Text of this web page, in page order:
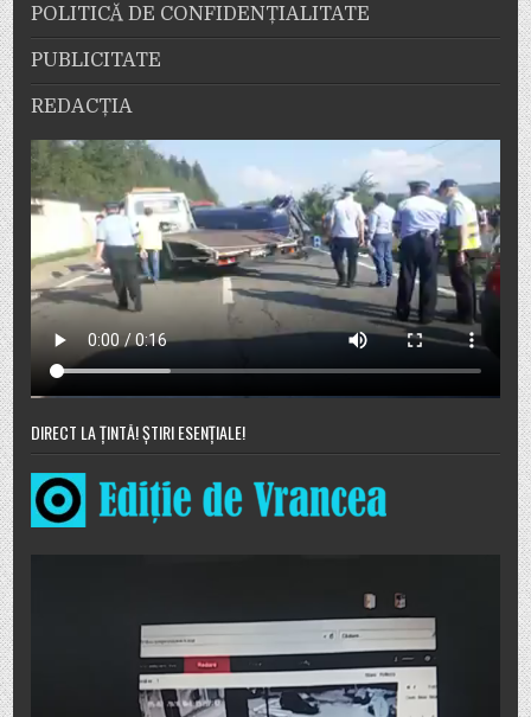
POLITICĂ DE CONFIDENȚIALITATE
PUBLICITATE
REDACȚIA
DIRECT LA ȚINTĂ! ȘTIRI ESENȚIALE!